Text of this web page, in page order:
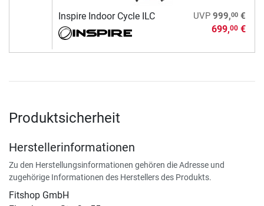
Inspire Indoor Cycle ILC UVP 999,00€
699,00€
Produktsicherheit
Herstellerinformationen
Zu den Herstellungsinformationen gehören die Adresse und
zugehörige Informationen des Herstellers des Produkts.
Fitshop GmbH